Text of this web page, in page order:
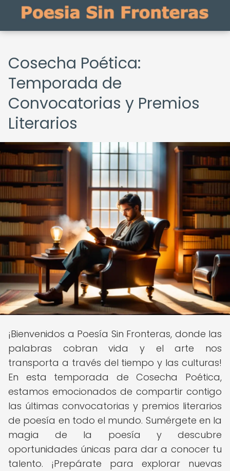
Cosecha Poética:
Temporada de
Convocatorias y Premios
Literarios
¡Bienvenidos a Poesía Sin Fronteras, donde las
palabras cobran vida y el arte nos
transporta a través del tiempo y las culturas!
En esta temporada de Cosecha Poética,
estamos emocionados de compartir contigo
las últimas convocatorias y premios literarios
de poesía en todo el mundo. Sumérgete en la
magia de la poesía y descubre
oportunidades únicas para dar a conocer tu
talento. ¡Prepárate para explorar nuevas